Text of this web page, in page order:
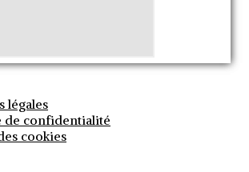
légales
de confidentialité
cookies